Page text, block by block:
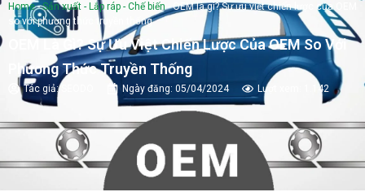
Home-Sản xuất - Lắp ráp - Chế biến-OEM là gì? Sự ưu việt chiến lược của OEM
so với phương thức truyền thống
OEM Là Gì? Sự Ưu Việt Chiến Lược Của OEM So Với
Phương Thức Truyền Thống
Tác giả:SEODO Ngày đăng: 05/04/2024 Lượt xem: 1.142